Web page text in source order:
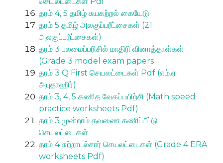
தரம் 4, 5 தமிழ் சுயகற்றல் கையேடு
தரம் 5 தமிழ் அலகுப்பரீட்சைகள் (21
அலகுப்பரீட்சைகள்)
தரம் 3 புலமைப்பரிசில் மாதிரி வினாத்தாள்கள்
(Grade 3 model exam papers
தரம் 3 Q First செயலட்டைகள் Pdf (எம்.ஏ.
அபுதாஹிர்)
தரம் 3, 4, 5 கணித வேகப்பயிற்சி (Math speed
practice worksheets Pdf)
தரம் 3 முன்றாம் தவணை கணிப்பீட்டு
செயலட்டைகள்
தரம் 4 சுற்றாடல்சார் செயலட்டைகள் (Grade 4 ERA
worksheets Pdf)